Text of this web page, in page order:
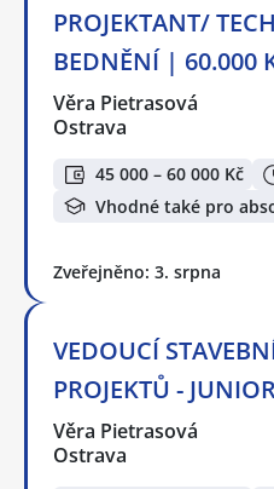
PROJEKTANT/
BEDNĚNÍ | 60.000
Věra Pietrasová
Ostrava
45 000 – 60 000 Kč
Vhodné také pro
Zveřejněno: 3. srpna
VEDOUCÍ
PROJEKTŮ -
Věra Pietrasová
Ostrava